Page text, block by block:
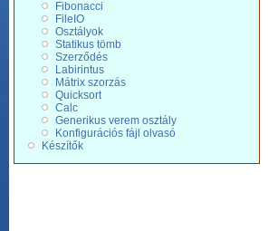
Fibonacci
FileIO
Osztályok
Statikus tömb
Szerződés
Labirintus
Mátrix szorzás
Quicksort
Calc
Generikus verem osztály
Konfigurációs fájl olvasó
Készítők